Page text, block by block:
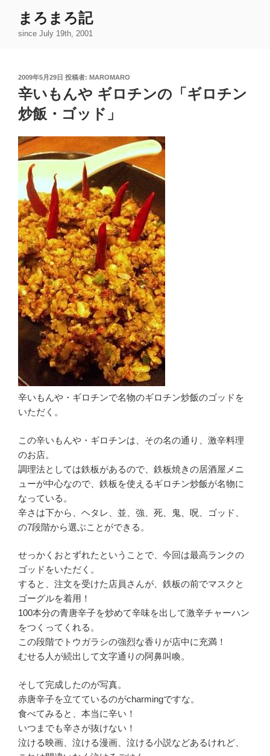
まろまろ記
since July 19th, 2001
投
稿
日:
2009年5月29日 投稿者: MAROMARO
辛いもんや ギロチンの「ギロチン
炒飯・ゴッド」
辛いもんや・ギロチンで名物のギロチン炒飯のゴッドを
いただく。
この辛いもんや・ギロチンは、その名の通り、激辛料理
のお店。
調理法としては鉄板があるので、鉄板焼きの居酒屋メニ
ューが中心なので、鉄板を使えるギロチン炒飯が名物に
なっている。
辛さは下から、ヘタレ、並、強、死、鬼、呪、ゴッド、
の7段階から選ぶことができる。
せっかくおとずれたということで、今回は最高ランクの
ゴッドをいただく。
すると、注文を受けた店員さんが、鉄板の前でマスクと
ゴーグルを着用！
100本分の青唐辛子を炒めて辛味を出して激辛チャーハン
をつくってくれる。
この段階でトウガラシの強烈な香りが店中に充満！
むせる人が続出して文字通りの阿鼻叫喚。
そして完成したのが写真。
赤唐辛子を立てているのがcharmingですな。
食べてみると、本当に辛い！
いつまでも辛さが抜けない！
泣ける映画、泣ける漫画、泣ける小説などあるけれど、